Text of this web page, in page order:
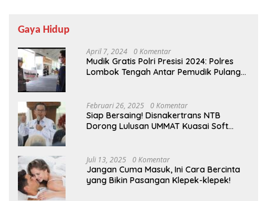
Gaya Hidup
April 7, 2024 0 Komentar
Mudik Gratis Polri Presisi 2024: Polres
Lombok Tengah Antar Pemudik Pulang
Februari 26, 2025 0 Komentar
Siap Bersaing! Disnakertrans NTB
Dorong Lulusan UMMAT Kuasai Soft
Juli 13, 2025 0 Komentar
Jangan Cuma Masuk, Ini Cara Bercinta
yang Bikin Pasangan Klepek-klepek!